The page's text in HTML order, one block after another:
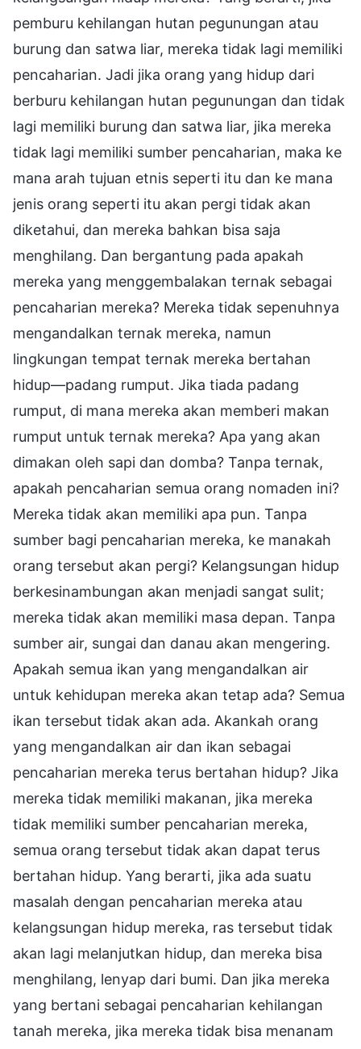
pemburu kehilangan hutan pegunungan atau
burung dan satwa liar, mereka tidak lagi memiliki
pencaharian. Jadi jika orang yang hidup dari
berburu kehilangan hutan pegunungan dan tidak
lagi memiliki burung dan satwa liar, jika mereka
tidak lagi memiliki sumber pencaharian, maka ke
mana arah tujuan etnis seperti itu dan ke mana
jenis orang seperti itu akan pergi tidak akan
diketahui, dan mereka bahkan bisa saja
menghilang. Dan bergantung pada apakah
mereka yang menggembalakan ternak sebagai
pencaharian mereka? Mereka tidak sepenuhnya
mengandalkan ternak mereka, namun
lingkungan tempat ternak mereka bertahan
hidup—padang rumput. Jika tiada padang
rumput, di mana mereka akan memberi makan
rumput untuk ternak mereka? Apa yang akan
dimakan oleh sapi dan domba? Tanpa ternak,
apakah pencaharian semua orang nomaden ini?
Mereka tidak akan memiliki apa pun. Tanpa
sumber bagi pencaharian mereka, ke manakah
orang tersebut akan pergi? Kelangsungan hidup
berkesinambungan akan menjadi sangat sulit;
mereka tidak akan memiliki masa depan. Tanpa
sumber air, sungai dan danau akan mengering.
Apakah semua ikan yang mengandalkan air
untuk kehidupan mereka akan tetap ada? Semua
ikan tersebut tidak akan ada. Akankah orang
yang mengandalkan air dan ikan sebagai
pencaharian mereka terus bertahan hidup? Jika
mereka tidak memiliki makanan, jika mereka
tidak memiliki sumber pencaharian mereka,
semua orang tersebut tidak akan dapat terus
bertahan hidup. Yang berarti, jika ada suatu
masalah dengan pencaharian mereka atau
kelangsungan hidup mereka, ras tersebut tidak
akan lagi melanjutkan hidup, dan mereka bisa
menghilang, lenyap dari bumi. Dan jika mereka
yang bertani sebagai pencaharian kehilangan
tanah mereka, jika mereka tidak bisa menanam